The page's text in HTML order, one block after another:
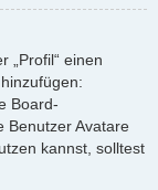
„Profil“ einen
Board-
Benutzer Avatare
kannst, solltest